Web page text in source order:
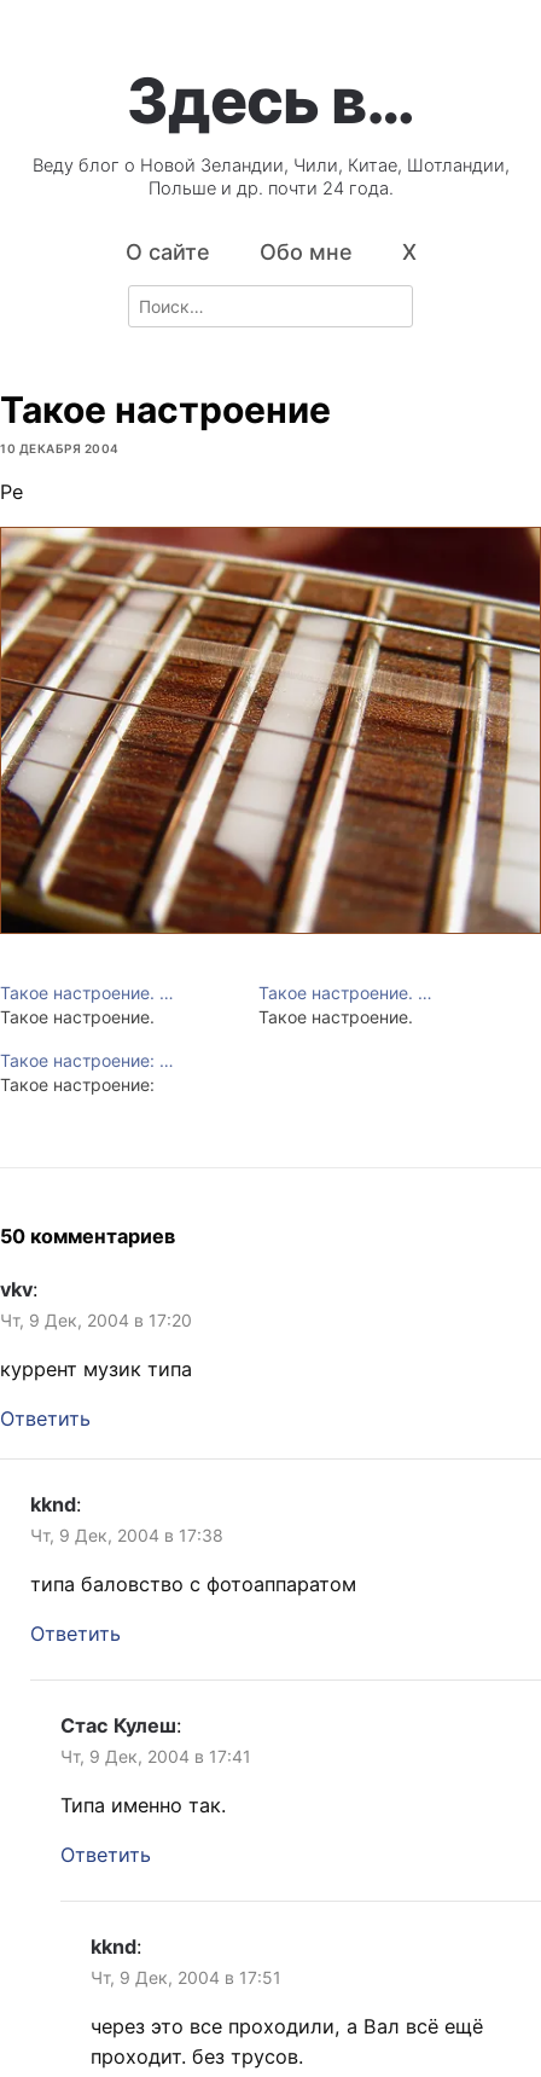
Здесь в…
Веду блог о Новой Зеландии, Чили, Китае, Шотландии,
Польше и др. почти 24 года.
О сайте Обо мне X
Search
for:
Такое настроение
10 ДЕКАБРЯ 2004
Ре
Такое настроение. …
Такое настроение.
Такое настроение. …
Такое настроение.
Такое настроение: …
Такое настроение:
50 комментариев
vkv:
Чт, 9 Дек, 2004 в 17:20
куррент музик типа
Ответить
kknd:
Чт, 9 Дек, 2004 в 17:38
типа баловство с фотоаппаратом
Ответить
Стас Кулеш:
Чт, 9 Дек, 2004 в 17:41
Типа именно так.
Ответить
kknd:
Чт, 9 Дек, 2004 в 17:51
через это все проходили, а Вал всё ещё
проходит. без трусов.